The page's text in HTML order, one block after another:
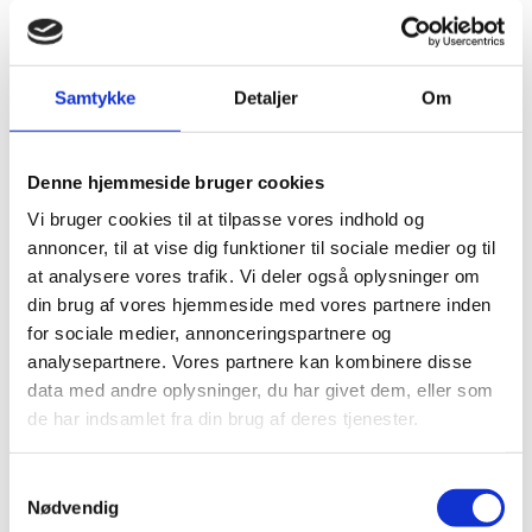
Samtykke Detaljer Om
Denne hjemmeside bruger cookies
Vi bruger cookies til at tilpasse vores indhold og
annoncer, til at vise dig funktioner til sociale medier og til
at analysere vores trafik. Vi deler også oplysninger om
din brug af vores hjemmeside med vores partnere inden
for sociale medier, annonceringspartnere og
analysepartnere. Vores partnere kan kombinere disse
data med andre oplysninger, du har givet dem, eller som
de har indsamlet fra din brug af deres tjenester.
Nødvendig
e
n
o
d
O
p
d
té
s
a
Etablere kontakt til indkøbere hos
forsvarsvirksomheder eller militære
myndigheder
Være med til at gøre opmærksom på
forsvarsindustri-miljøet i det
pågældende land
Finde samarbejdspartnere, med
henblik på salg, sourcing, innovation
eller direkte investeringer
Håndtere udfordringer med
regelsæt, tilladelser og